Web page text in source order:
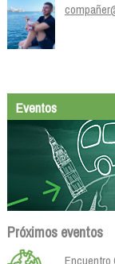
Eventos
Próximos eventos
Encuentro